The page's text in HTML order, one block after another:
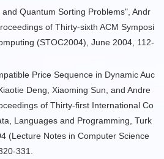
Quantum Sorting Problems", Andr
of Thirty-sixth ACM Symposi
(STOC2004), June 2004, 112-
Price Sequence in Dynamic Auc
Deng, Xiaoming Sun, and Andre
of Thirty-first International Co
Languages and Programming, Turk
(Lecture Notes in Computer Science
331.